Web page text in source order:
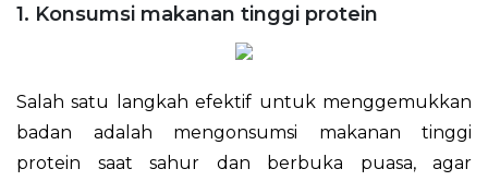
1. Konsumsi makanan tinggi protein
Salah satu langkah efektif untuk menggemukkan
badan adalah mengonsumsi makanan tinggi
protein saat sahur dan berbuka puasa, agar